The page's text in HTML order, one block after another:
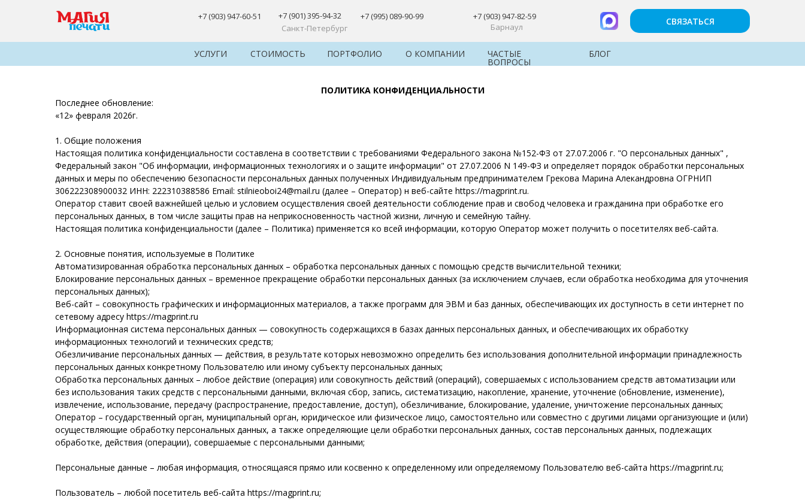
СВЯЗАТЬСЯ
Барнаул
Санкт-Петербург
+7 (903) 947-82-59
+7 (995) 089-90-99
+7 (903) 947-60-51 +7 (901) 395-94-32
ПОРТФОЛИО
СТОИМОСТЬ БЛОГ
ЧАСТЫЕ
ВОПРОСЫ
О КОМПАНИИ
УСЛУГИ
ПОЛИТИКА КОНФИДЕНЦИАЛЬНОСТИ
Последнее обновление:
«12» февраля 2026г.
1. Общие положения
Настоящая политика конфиденциальности составлена в соответствии с требованиями Федерального закона №152-ФЗ от 27.07.2006 г. "О персональных данных" ,
Федеральный закон "Об информации, информационных технологиях и о защите информации" от 27.07.2006 N 149-ФЗ и определяет порядок обработки персональных
данных и меры по обеспечению безопасности персональных данных полученных Индивидуальным предпринимателем Грекова Марина Алекандровна ОГРНИП
306222308900032 ИНН: 222310388586 Email: stilnieoboi24@mail.ru (далее – Оператор) н веб-сайте https://magprint.ru.
Оператор ставит своей важнейшей целью и условием осуществления своей деятельности соблюдение прав и свобод человека и гражданина при обработке его
персональных данных, в том числе защиты прав на неприкосновенность частной жизни, личную и семейную тайну.
Настоящая политика конфиденциальности (далее – Политика) применяется ко всей информации, которую Оператор может получить о посетителях веб-сайта.
2. Основные понятия, используемые в Политике
Автоматизированная обработка персональных данных – обработка персональных данных с помощью средств вычислительной техники;
Блокирование персональных данных – временное прекращение обработки персональных данных (за исключением случаев, если обработка необходима для уточнения
персональных данных);
Веб-сайт – совокупность графических и информационных материалов, а также программ для ЭВМ и баз данных, обеспечивающих их доступность в сети интернет по
сетевому адресу https://magprint.ru
Информационная система персональных данных — совокупность содержащихся в базах данных персональных данных, и обеспечивающих их обработку
информационных технологий и технических средств;
Обезличивание персональных данных — действия, в результате которых невозможно определить без использования дополнительной информации принадлежность
персональных данных конкретному Пользователю или иному субъекту персональных данных;
Обработка персональных данных – любое действие (операция) или совокупность действий (операций), совершаемых с использованием средств автоматизации или
без использования таких средств с персональными данными, включая сбор, запись, систематизацию, накопление, хранение, уточнение (обновление, изменение),
извлечение, использование, передачу (распространение, предоставление, доступ), обезличивание, блокирование, удаление, уничтожение персональных данных;
Оператор – государственный орган, муниципальный орган, юридическое или физическое лицо, самостоятельно или совместно с другими лицами организующие и (или)
осуществляющие обработку персональных данных, а также определяющие цели обработки персональных данных, состав персональных данных, подлежащих
обработке, действия (операции), совершаемые с персональными данными;
Персональные данные – любая информация, относящаяся прямо или косвенно к определенному или определяемому Пользователю веб-сайта https://magprint.ru;
Пользователь – любой посетитель веб-сайта https://magprint.ru;